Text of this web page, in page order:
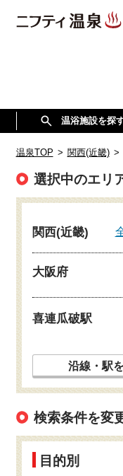
温浴施設を探
温泉TOP > 関西(近畿) >
選択中のエリ
関西(近畿)
大阪府
喜連瓜破駅
沿線・駅
検索条件を変
目的別